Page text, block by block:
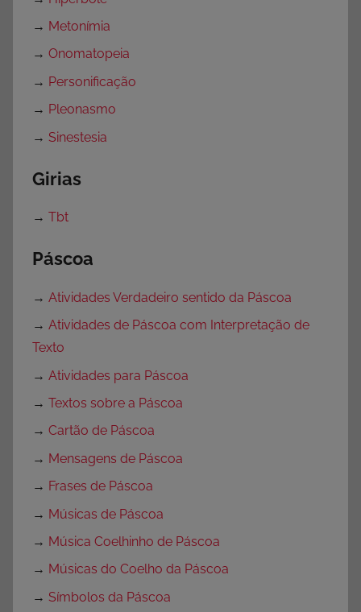
→ Metonímia
→ Onomatopeia
→ Personificação
→ Pleonasmo
→ Sinestesia
Girias
→ Tbt
Páscoa
→ Atividades Verdadeiro sentido da Páscoa
→ Atividades de Páscoa com Interpretação de
Texto
→ Atividades para Páscoa
→ Textos sobre a Páscoa
→ Cartão de Páscoa
→ Mensagens de Páscoa
→ Frases de Páscoa
→ Músicas de Páscoa
→ Música Coelhinho de Páscoa
→ Músicas do Coelho da Páscoa
→ Símbolos da Páscoa